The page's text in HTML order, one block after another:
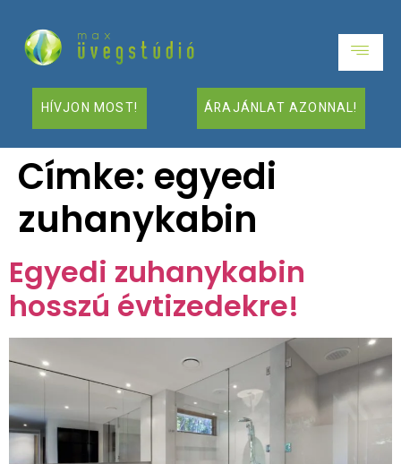
HÍVJON MOST! ÁRAJÁNLAT AZONNAL!
Címke: egyedi
zuhanykabin
Egyedi zuhanykabin
hosszú évtizedekre!